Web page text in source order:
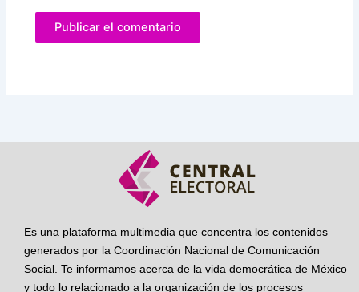
Es una plataforma multimedia que concentra los contenidos
generados por la Coordinación Nacional de Comunicación
Social. Te informamos acerca de la vida democrática de México
y todo lo relacionado a la organización de los procesos